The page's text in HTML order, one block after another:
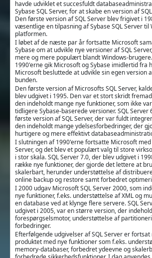
havde udviklet et succesfuldt
Sybase SQL Server, for at skabe en version af
Den første version af SQL Server blev frigivet i
væsentlige en tilpasning af Sybase SQL Server til
platformen.
I løbet af de næste par år fortsatte Microsoft
Sybase om at udvikle nye versioner af SQL
mere og mere populært blandt Windows-
1990'erne gik Microsoft og Sybase imidlertid fra
Microsoft besluttede at udvikle sin egen version
bunden.
Den første version af Microsofts SQL Server,
blev udgivet i 1995. Den var et stort skridt
den indeholdt mange nye funktioner, som ikke
tidligere Sybase-baserede versioner. SQL Server
første version af SQL Server, der var fuldt
den indeholdt mange ydelsesforbedringer, der
hurtigere og mere effektivt
I slutningen af 1990'erne fortsatte Microsoft med
Server, og det blev et populært valg til store
i stor skala. SQL Server 7.0, der blev udgivet i
række nye funktioner, der gjorde det lettere at
skalerbart, herunder understøttelse af
online backup og restore samt forbedret
I 2000 udgav Microsoft SQL Server 2000, som
nye funktioner, f.eks. understøttelse af XML og
en database ved at klynge flere servere. SQL
udgivet i 2005, var en større version, der
forespørgselsmotor, understøttelse af
forbedringer.
Efterfølgende udgivelser af SQL Server er
produktet med nye funktioner som f.eks.
memory-databaser, forbedret ydeevne og